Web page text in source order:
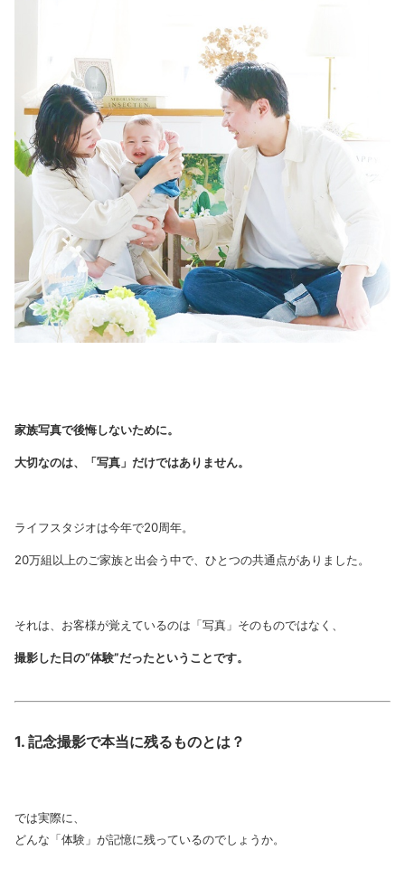
家族写真で後悔しないために。
大切なのは、「写真」だけではありません。
ライフスタジオは今年で20周年。
20万組以上のご家族と出会う中で、ひとつの共通点がありました。
それは、お客様が覚えているのは「写真」そのものではなく、
撮影した日の“体験”だったということです。
1. 記念撮影で本当に残るものとは？
では実際に、
どんな「体験」が記憶に残っているのでしょうか。